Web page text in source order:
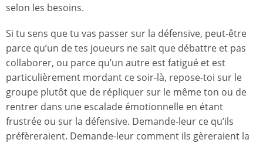
selon les besoins.
Si tu sens que tu vas passer sur la défensive, peut-être
parce qu’un de tes joueurs ne sait que débattre et pas
collaborer, ou parce qu’un autre est fatigué et est
particulièrement mordant ce soir-là, repose-toi sur le
groupe plutôt que de répliquer sur le même ton ou de
rentrer dans une escalade émotionnelle en étant
frustrée ou sur la défensive. Demande-leur ce qu’ils
préfèreraient. Demande-leur comment ils gèreraient la